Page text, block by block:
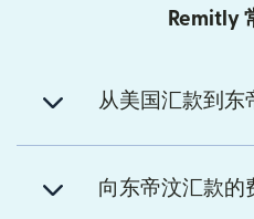
Remitly
从美国汇款到东
向东帝汶汇款的